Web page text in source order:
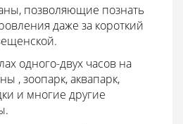
позволяющие познать
даже за короткий
одного-двух часов на
, зоопарк, аквапарк,
и многие другие